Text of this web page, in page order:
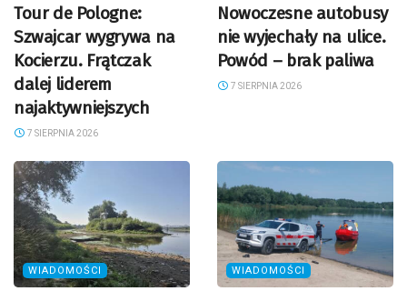
Tour de Pologne:
Szwajcar wygrywa na
Kocierzu. Frątczak
dalej liderem
najaktywniejszych
7 SIERPNIA 2026
Nowoczesne autobusy
nie wyjechały na ulice.
Powód – brak paliwa
7 SIERPNIA 2026
WIADOMOŚCI WIADOMOŚCI